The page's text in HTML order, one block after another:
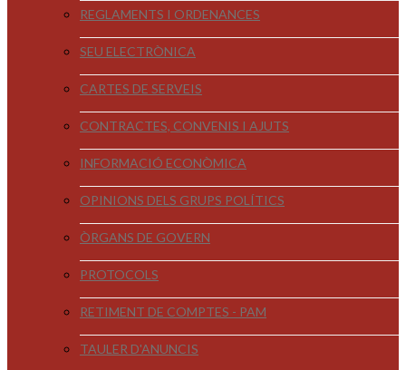
REGLAMENTS I ORDENANCES
SEU ELECTRÒNICA
CARTES DE SERVEIS
CONTRACTES, CONVENIS I AJUTS
INFORMACIÓ ECONÒMICA
OPINIONS DELS GRUPS POLÍTICS
ÒRGANS DE GOVERN
PROTOCOLS
RETIMENT DE COMPTES - PAM
TAULER D'ANUNCIS